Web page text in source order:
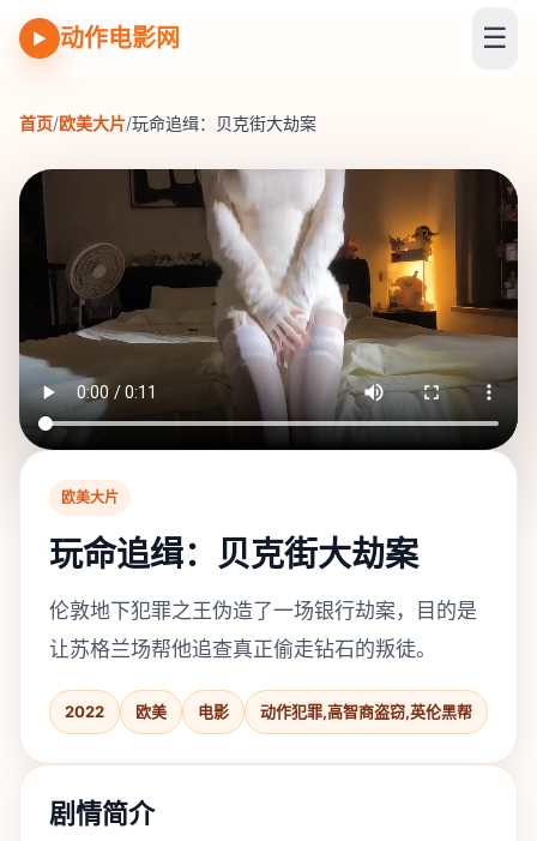
▶ 动作电影网 ☰
首页/欧美大片/玩命追缉：贝克街大劫案
欧美大片
玩命追缉：贝克街大劫案
伦敦地下犯罪之王伪造了一场银行劫案，目的是
让苏格兰场帮他追查真正偷走钻石的叛徒。
2022 欧美 电影 动作犯罪,高智商盗窃,英伦黑帮
剧情简介